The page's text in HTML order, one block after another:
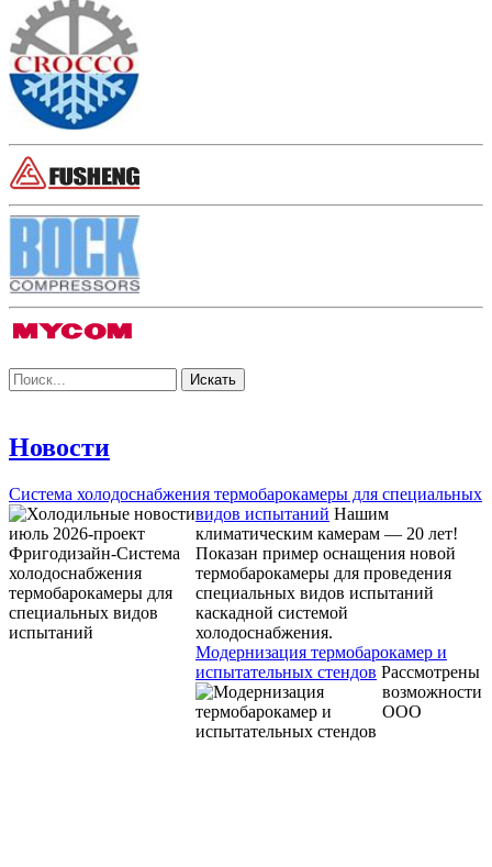
Новости
Система холодоснабжения термобарокамеры для специальных
видов испытаний Нашим
климатическим камерам — 20 лет!
Показан пример оснащения новой
термобарокамеры для проведения
специальных видов испытаний
каскадной системой
холодоснабжения.
Модернизация термобарокамер и
испытательных стендов Рассмотрены
возможности
ООО